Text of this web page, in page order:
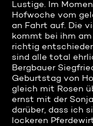
Lustige. Im
Hofwoche vom
an Fahrt auf. Die
kommt bei ihm
richtig
sind alle total
Bergbauer
Geburtstag von
gleich mit Rosen
ernst mit der
darüber, dass ich
lockeren